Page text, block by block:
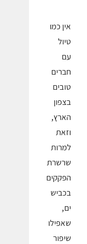
אין כמו
טיול
עם
חברים
טובים
בצפון
הארץ,
וזאת
למרות
שרשרת
הפקקים
בכביש
ים,
שאפילו
שיפור